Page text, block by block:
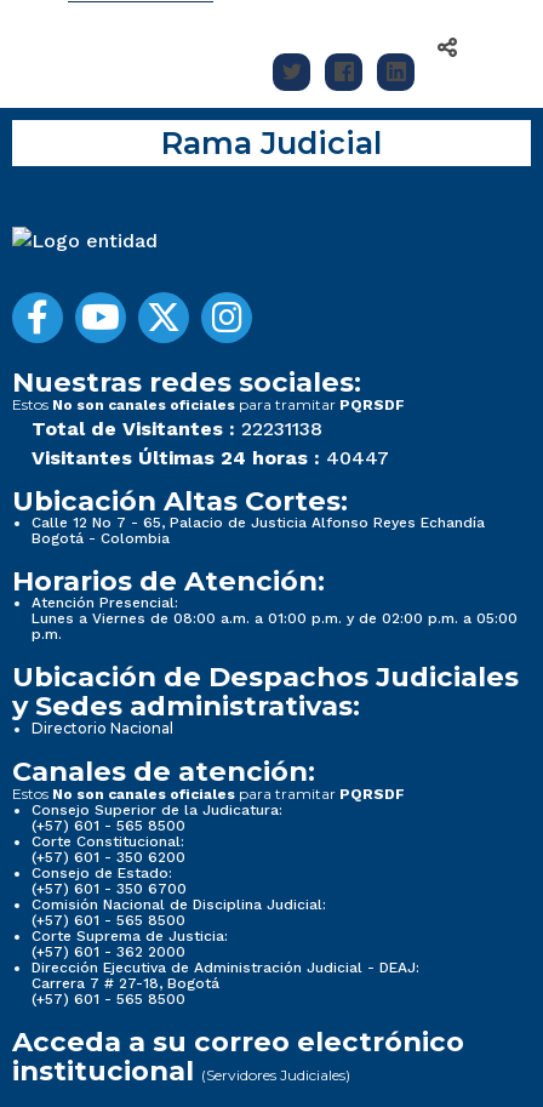
Rama Judicial
Nuestras redes sociales:
Estos No son canales oficiales para tramitar PQRSDF
Total de Visitantes : 22231138
Visitantes Últimas 24 horas : 40447
Ubicación Altas Cortes:
Calle 12 No 7 - 65, Palacio de Justicia Alfonso Reyes Echandía
Bogotá - Colombia
Horarios de Atención:
Atención Presencial:
Lunes a Viernes de 08:00 a.m. a 01:00 p.m. y de 02:00 p.m. a 05:00
p.m.
Ubicación de Despachos Judiciales
y Sedes administrativas:
Directorio Nacional
Canales de atención:
Estos No son canales oficiales para tramitar PQRSDF
Consejo Superior de la Judicatura:
(+57) 601 - 565 8500
Corte Constitucional:
(+57) 601 - 350 6200
Consejo de Estado:
(+57) 601 - 350 6700
Comisión Nacional de Disciplina Judicial:
(+57) 601 - 565 8500
Corte Suprema de Justicia:
(+57) 601 - 362 2000
Dirección Ejecutiva de Administración Judicial - DEAJ:
Carrera 7 # 27-18, Bogotá
(+57) 601 - 565 8500
Acceda a su correo electrónico
institucional (Servidores Judiciales)